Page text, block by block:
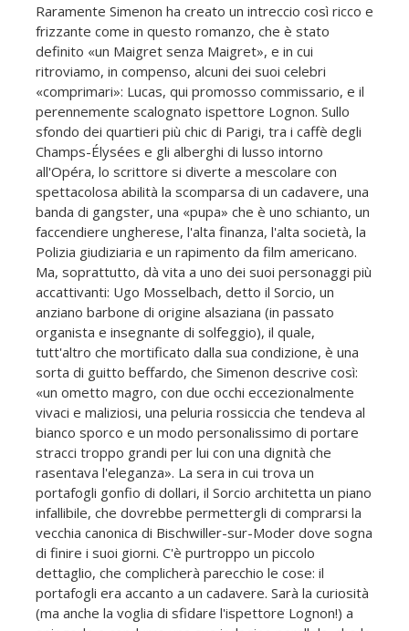
Raramente Simenon ha creato un intreccio così ricco e
frizzante come in questo romanzo, che è stato
definito «un Maigret senza Maigret», e in cui
ritroviamo, in compenso, alcuni dei suoi celebri
«comprimari»: Lucas, qui promosso commissario, e il
perennemente scalognato ispettore Lognon. Sullo
sfondo dei quartieri più chic di Parigi, tra i caffè degli
Champs-Élysées e gli alberghi di lusso intorno
all'Opéra, lo scrittore si diverte a mescolare con
spettacolosa abilità la scomparsa di un cadavere, una
banda di gangster, una «pupa» che è uno schianto, un
faccendiere ungherese, l'alta finanza, l'alta società, la
Polizia giudiziaria e un rapimento da film americano.
Ma, soprattutto, dà vita a uno dei suoi personaggi più
accattivanti: Ugo Mosselbach, detto il Sorcio, un
anziano barbone di origine alsaziana (in passato
organista e insegnante di solfeggio), il quale,
tutt'altro che mortificato dalla sua condizione, è una
sorta di guitto beffardo, che Simenon descrive così:
«un ometto magro, con due occhi eccezionalmente
vivaci e maliziosi, una peluria rossiccia che tendeva al
bianco sporco e un modo personalissimo di portare
stracci troppo grandi per lui con una dignità che
rasentava l'eleganza». La sera in cui trova un
portafogli gonfio di dollari, il Sorcio architetta un piano
infallibile, che dovrebbe permettergli di comprarsi la
vecchia canonica di Bischwiller-sur-Moder dove sogna
di finire i suoi giorni. C'è purtroppo un piccolo
dettaglio, che complicherà parecchio le cose: il
portafogli era accanto a un cadavere. Sarà la curiosità
(ma anche la voglia di sfidare l'ispettore Lognon!) a